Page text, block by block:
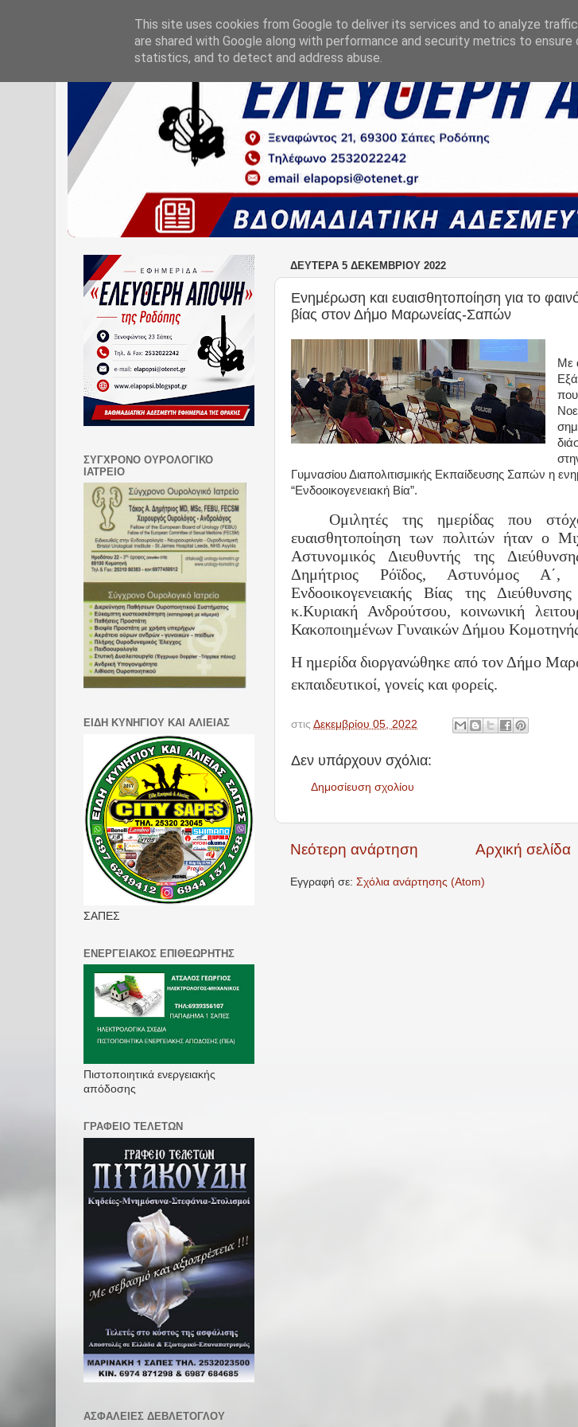
ΔΕΥΤΈΡΑ 5 ΔΕΚΕΜΒΡΊΟΥ 2022
Ενημέρωση και ευαισθητοποίηση για το
βίας στον Δήμο Μαρωνείας-Σαπών
Με
που
Γυμνασίου Διαπολιτισμικής Εκπαίδευσης Σαπών η
“Ενδοοικογενειακή Βία”.
Ομιλητές της ημερίδας που
ευαισθητοποίηση των πολιτών ήταν ο
Αστυνομικός Διευθυντής της
Δημήτριος Ρόϊδος, Αστυνόμος
Ενδοοικογενειακής Βίας της
κ.Κυριακή Ανδρούτσου, κοινωνική
Κακοποιημένων Γυναικών Δήμου
Η ημερίδα διοργανώθηκε από τον Δήμο
εκπαιδευτικοί, γονείς και φορείς.
στις Δεκεμβρίου 05, 2022
Δεν υπάρχουν σχόλια:
Δημοσίευση σχολίου
Νεότερη ανάρτηση Αρχική σελίδα
Εγγραφή σε: Σχόλια ανάρτησης (Atom)
ΣΥΓΧΡΟΝΟ ΟΥΡΟΛΟΓΙΚΟ
ΙΑΤΡΕΙΟ
ΕΙΔΗ ΚΥΝΗΓΙΟΥ ΚΑΙ ΑΛΙΕΙΑΣ
ΣΑΠΕΣ
ΕΝΕΡΓΕΙΑΚΟΣ ΕΠΙΘΕΩΡΗΤΗΣ
Πιστοποιητικά ενεργειακής
απόδοσης
ΓΡΑΦΕΙΟ ΤΕΛΕΤΩΝ
ΑΣΦΑΛΕΙΕΣ ΔΕΒΛΕΤΟΓΛΟΥ
This site uses cookies from Google to deliver its services and to analyze
are shared with Google along with performance and security metrics to
statistics, and to detect and address abuse.